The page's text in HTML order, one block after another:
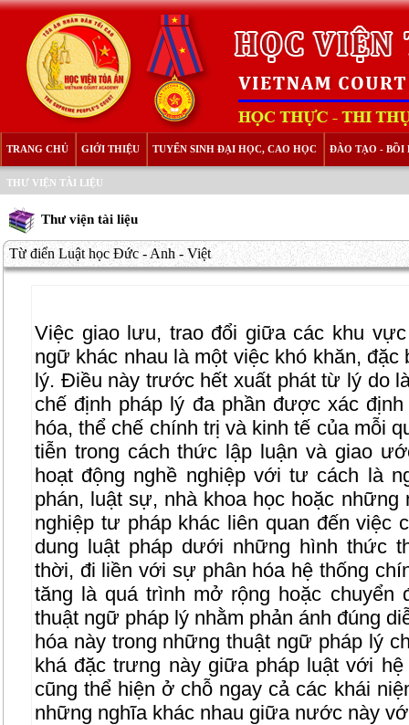
TRANG CHỦ GIỚI THIỆU TUYỂN SINH ĐẠI HỌC, CAO HỌC ĐÀO TẠO - BỒI
THƯ VIỆN TÀI LIỆU
Thư viện tài liệu
Từ điển Luật học Đức - Anh - Việt
Việc giao lưu, trao đổi giữa các khu
ngữ khác nhau là một việc khó khăn,
lý. Điều này trước hết xuất phát từ lý do
chế định pháp lý đa phần được xác
hóa, thể chế chính trị và kinh tế của mỗi
tiễn trong cách thức lập luận và giao
hoạt động nghề nghiệp với tư cách là
phán, luật sự, nhà khoa học hoặc
nghiệp tư pháp khác liên quan đến việc
dung luật pháp dưới những hình thức
thời, đi liền với sự phân hóa hệ thống
tăng là quá trình mở rộng hoặc chuyển
thuật ngữ pháp lý nhằm phản ánh đúng
hóa này trong những thuật ngữ pháp lý
khá đặc trưng này giữa pháp luật với
cũng thể hiện ở chỗ ngay cả các khái
những nghĩa khác nhau giữa nước này